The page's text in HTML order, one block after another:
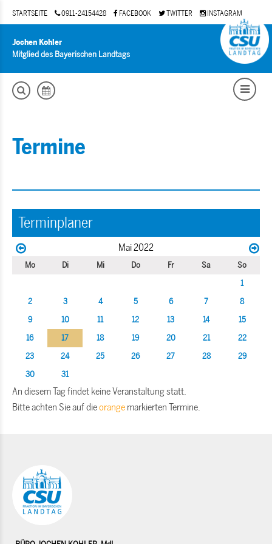
STARTSEITE 0911-24154428 FACEBOOK TWITTER INSTAGRAM
Jochen Kohler
Mitglied des Bayerischen Landtags
Termine
Terminplaner
Mai 2022
Mo Di Mi Do Fr Sa
So
1
2
3 4 5 6 7
8
9
10 11 12 13 14
15
16
17 18 19 20 21
22
23
24 25 26 27 28
29
30
31
An diesem Tag findet keine Veranstaltung statt.
Bitte achten Sie auf dieorange markierten Termine.